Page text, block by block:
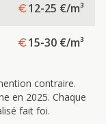
12-25 €/m³
15-30 €/m³
contraire.
en 2025. Chaque
fait foi.